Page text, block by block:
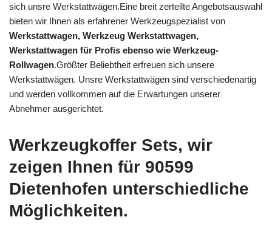
sich unsre Werkstattwägen.Eine breit zerteilte Angebotsauswahl
bieten wir Ihnen als erfahrener Werkzeugspezialist von
Werkstattwagen, Werkzeug Werkstattwagen,
Werkstattwagen für Profis ebenso wie Werkzeug-
Rollwagen.Größter Beliebtheit erfreuen sich unsere
Werkstattwägen. Unsre Werkstattwägen sind verschiedenartig
und werden vollkommen auf die Erwartungen unserer
Abnehmer ausgerichtet.
Werkzeugkoffer Sets, wir
zeigen Ihnen für 90599
Dietenhofen unterschiedliche
Möglichkeiten.